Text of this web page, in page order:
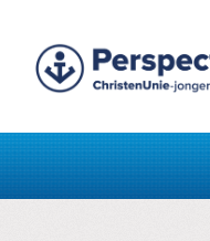
Spring
naar
naar